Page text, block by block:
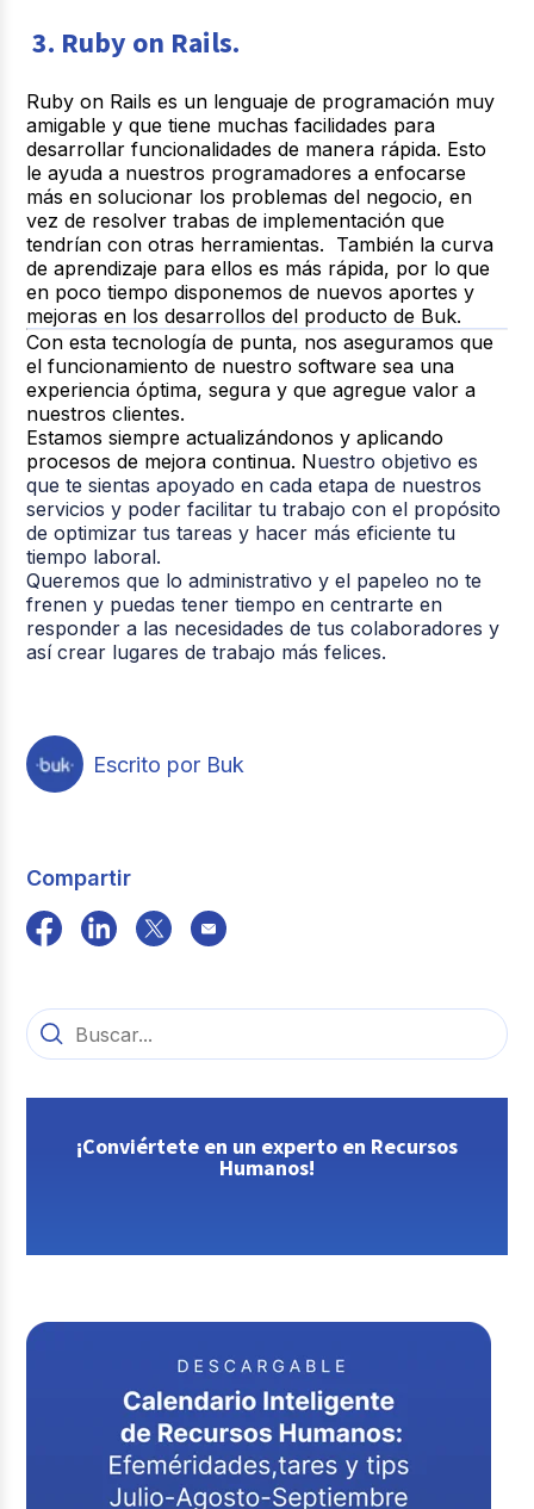
3. Ruby on Rails.
Ruby on Rails es un lenguaje de programación muy
amigable y que tiene muchas facilidades para
desarrollar funcionalidades de manera rápida. Esto
le ayuda a nuestros programadores a enfocarse
más en solucionar los problemas del negocio, en
vez de resolver trabas de implementación que
tendrían con otras herramientas. También la curva
de aprendizaje para ellos es más rápida, por lo que
en poco tiempo disponemos de nuevos aportes y
mejoras en los desarrollos del producto de Buk.
Con esta tecnología de punta, nos aseguramos que
el funcionamiento de nuestro software sea una
experiencia óptima, segura y que agregue valor a
nuestros clientes.
Estamos siempre actualizándonos y aplicando
procesos de mejora continua. Nuestro objetivo es
que te sientas apoyado en cada etapa de nuestros
servicios y poder facilitar tu trabajo con el propósito
de optimizar tus tareas y hacer más eficiente tu
tiempo laboral.
Queremos que lo administrativo y el papeleo no te
frenen y puedas tener tiempo en centrarte en
responder a las necesidades de tus colaboradores y
así crear lugares de trabajo más felices.
Escrito por Buk
Compartir
¡Conviértete en un experto en Recursos
Humanos!